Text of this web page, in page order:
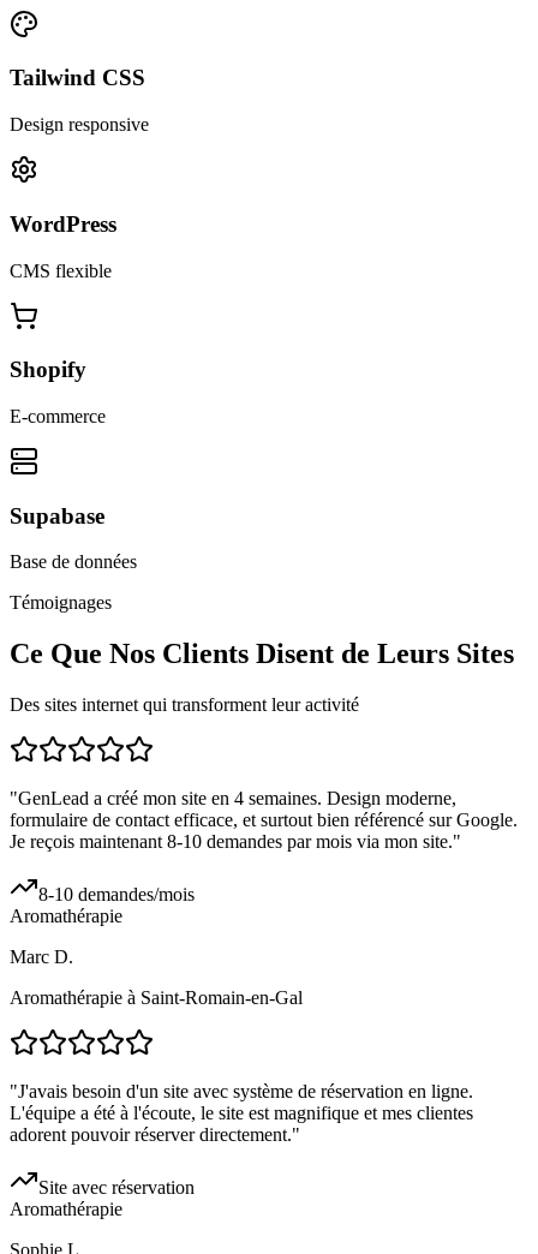
Tailwind CSS
Design responsive
WordPress
CMS flexible
Shopify
E-commerce
Supabase
Base de données
Témoignages
Ce Que Nos Clients Disent de Leurs Sites
Des sites internet qui transforment leur activité
"GenLead a créé mon site en 4 semaines. Design moderne,
formulaire de contact efficace, et surtout bien référencé sur Google.
Je reçois maintenant 8-10 demandes par mois via mon site."
8-10 demandes/mois
Aromathérapie
Marc D.
Aromathérapie à Saint-Romain-en-Gal
"J'avais besoin d'un site avec système de réservation en ligne.
L'équipe a été à l'écoute, le site est magnifique et mes clientes
adorent pouvoir réserver directement."
Site avec réservation
Aromathérapie